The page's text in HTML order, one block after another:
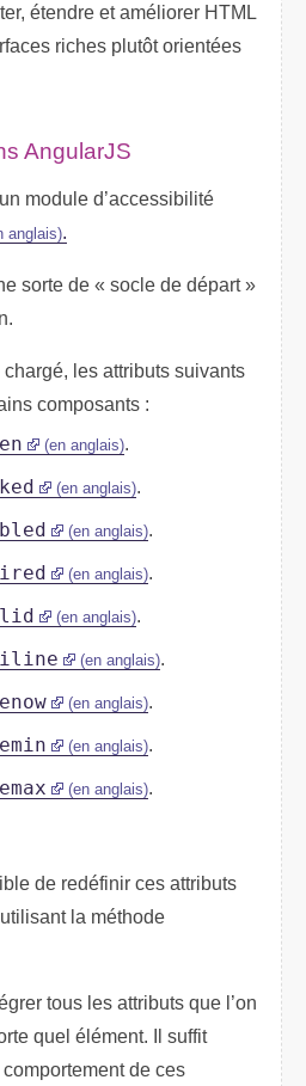
étendre et améliorer HTML
riches plutôt orientées
AngularJS
module d’accessibilité
anglais).
sorte de « socle de départ »
les attributs suivants
composants :
(en anglais).
(en anglais).
(en anglais).
(en anglais).
(en anglais).
(en anglais).
(en anglais).
(en anglais).
(en anglais).
de redéfinir ces attributs
la méthode
tous les attributs que l’on
quel élément. Il suffit
de ces